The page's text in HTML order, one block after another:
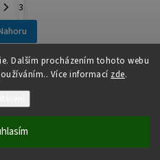
Dalším procházením tohoto webu
Více informací zde.
3
. Všechna práva vyhrazena.